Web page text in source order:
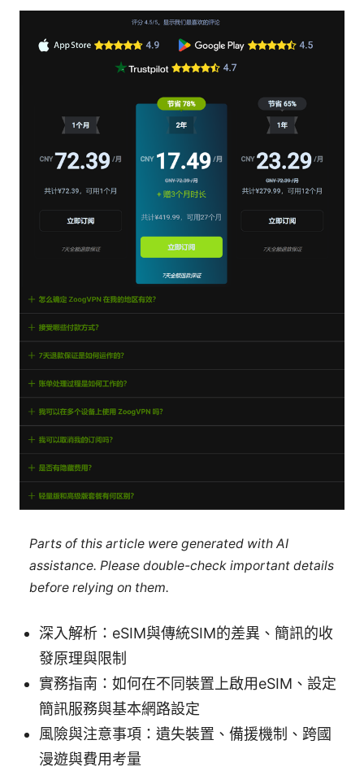
Parts of this article were generated with AI
assistance. Please double-check important details
before relying on them.
深入解析：eSIM與傳統SIM的差異、簡訊的收
發原理與限制
實務指南：如何在不同裝置上啟用eSIM、設定
簡訊服務與基本網路設定
風險與注意事項：遺失裝置、備援機制、跨國
漫遊與費用考量